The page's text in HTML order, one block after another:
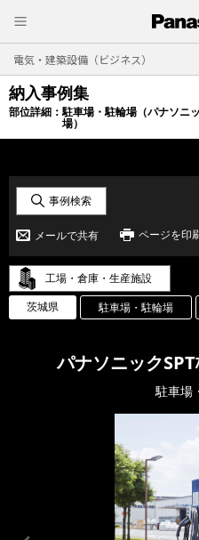
電気・建築設備（ビジネス）
納入事例集
部位詳細： 駐車場・駐輪場（パナソニ
場）
事例検索
メールで共有 ページを印
工場・倉庫・生産施設
茨城県
駐車場・駐輪場
パナソニック
駐車場